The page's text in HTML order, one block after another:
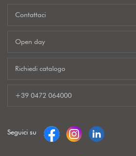
Contattaci
Open day
Richiedi catalogo
+39 0472 064000
Seguici su